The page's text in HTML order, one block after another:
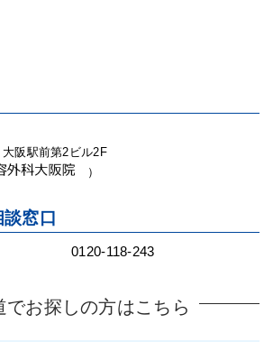
阪駅前第2ビル2F
）
窓口
0120-118-243
でお探しの方はこちら